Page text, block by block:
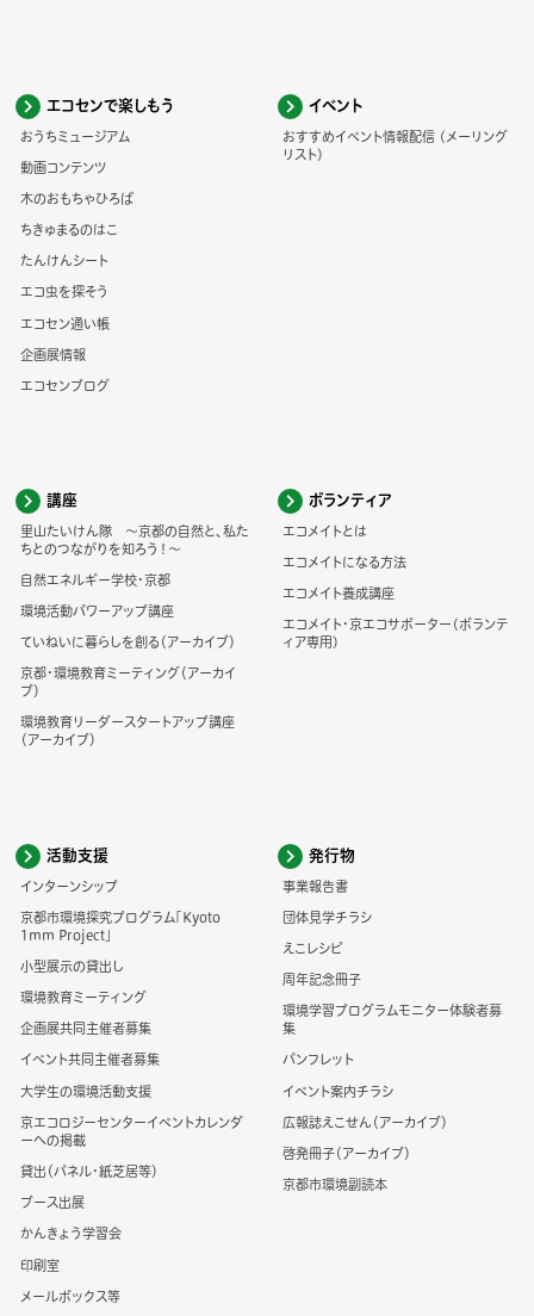
エコセンで楽しもう
おうちミュージアム
動画コンテンツ
木のおもちゃひろば
ちきゅまるのはこ
たんけんシート
エコ虫を探そう
エコセン通い帳
企画展情報
エコセンブログ
イベント
おすすめイベント情報配信 (メーリング
リスト)
講座
里山たいけん隊 ～京都の自然と、私た
ちとのつながりを知ろう！～
自然エネルギー学校・京都
環境活動パワーアップ講座
ていねいに暮らしを創る（アーカイブ）
京都・環境教育ミーティング（アーカイ
ブ）
環境教育リーダースタートアップ講座
（アーカイブ）
ボランティア
エコメイトとは
エコメイトになる方法
エコメイト養成講座
エコメイト・京エコサポーター(ボランテ
ィア専用)
活動支援
インターンシップ
京都市環境探究プログラム「Kyoto
1mm Project」
小型展示の貸出し
環境教育ミーティング
企画展共同主催者募集
イベント共同主催者募集
大学生の環境活動支援
京エコロジーセンターイベントカレンダ
ーへの掲載
貸出（パネル・紙芝居等）
ブース出展
かんきょう学習会
印刷室
メールボックス等
発行物
事業報告書
団体見学チラシ
えこレシピ
周年記念冊子
環境学習プログラムモニター体験者募
集
パンフレット
イベント案内チラシ
広報誌えこせん（アーカイブ）
啓発冊子（アーカイブ）
京都市環境副読本